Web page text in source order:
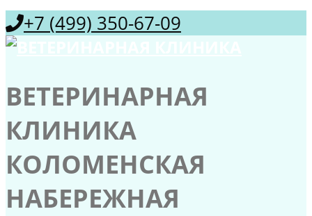
+7 (499) 350-67-09
ВЕТЕРИНАРНАЯ
КЛИНИКА
КОЛОМЕНСКАЯ
НАБЕРЕЖНАЯ